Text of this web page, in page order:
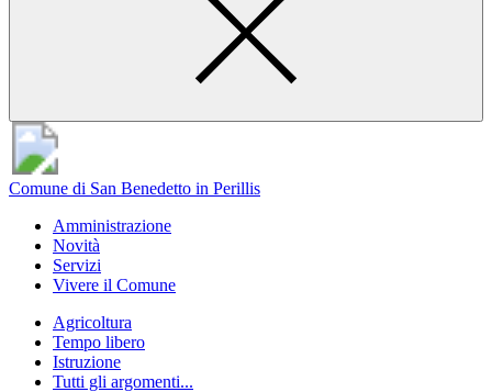
Comune di San Benedetto in Perillis
Amministrazione
Novità
Servizi
Vivere il Comune
Agricoltura
Tempo libero
Istruzione
Tutti gli argomenti...